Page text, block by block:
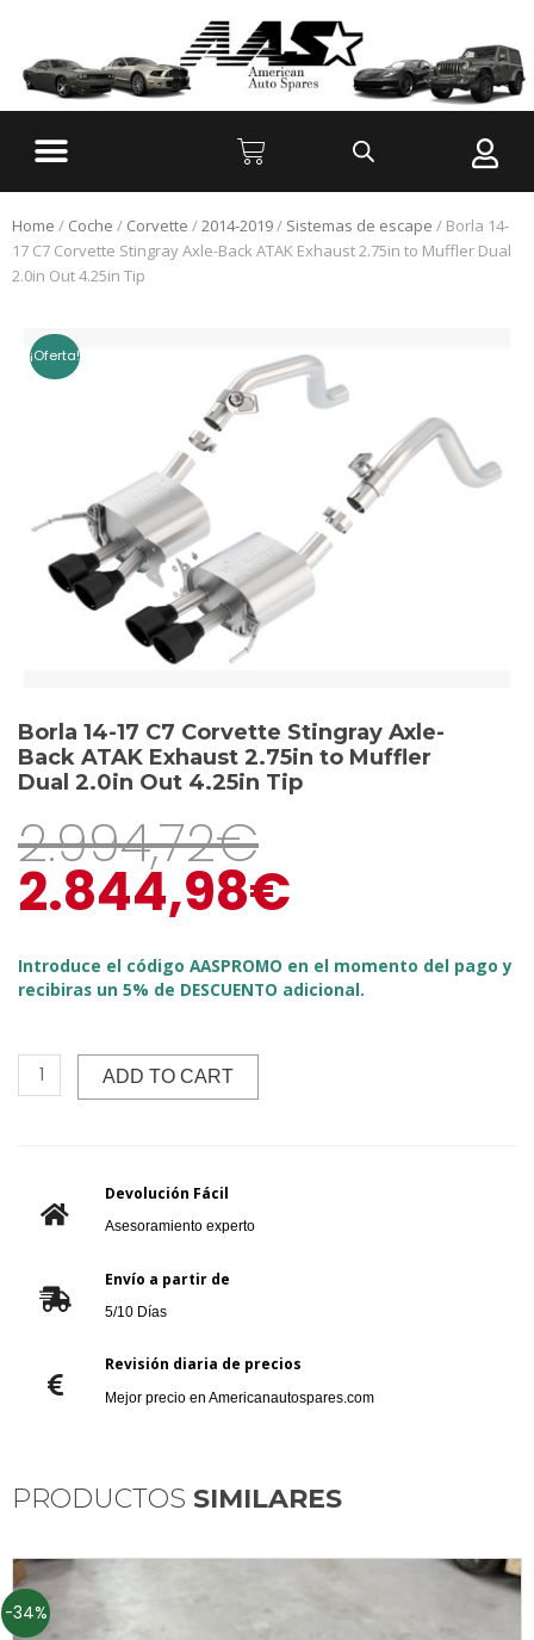
Home / Coche / Corvette /2014-2019/ Sistemas de escape / Borla 14-
17 C7 Corvette Stingray Axle-Back ATAK Exhaust 2.75in to Muffler Dual
2.0in Out 4.25in Tip
¡Oferta!
Borla 14-17 C7 Corvette Stingray Axle-
Back ATAK Exhaust 2.75in to Muffler
Dual 2.0in Out 4.25in Tip
2.994,72€
2.844,98€
Introduce el código AASPROMO en el momento del pago y
recibiras un 5% de DESCUENTO adicional.
ADD TO CART
Devolución Fácil
Asesoramiento experto
Envío a partir de
5/10 Días
Revisión diaria de precios
Mejor precio en Americanautospares.com
PRODUCTOS SIMILARES
-34%